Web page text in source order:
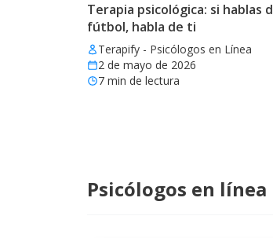
Terapia psicológica: si hablas
fútbol, habla de ti
Terapify - Psicólogos en Línea
2 de mayo de 2026
7 min de lectura
Psicólogos en línea